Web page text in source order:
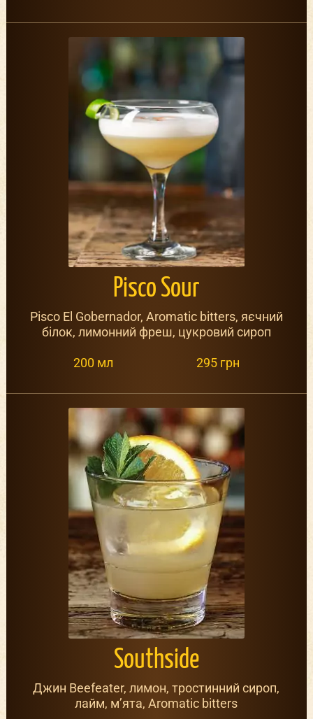
Pisco Sour
Pisco El Gobernador, Aromatic bitters, яєчний
білок, лимонний фреш, цукровий сироп
200 мл 295 грн
Southside
Джин Beefeater, лимон, тростинний сироп,
лайм, м’ята, Aromatic bitters